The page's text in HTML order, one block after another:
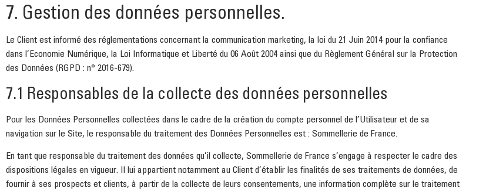
7. Gestion des données personnelles.
Le Client est informé des réglementations concernant la communication marketing, la loi du 21 Juin 2014 pour la confiance
dans l’Economie Numérique, la Loi Informatique et Liberté du 06 Août 2004 ainsi que du Règlement Général sur la Protection
des Données (RGPD : n° 2016-679).
7.1 Responsables de la collecte des données personnelles
Pour les Données Personnelles collectées dans le cadre de la création du compte personnel de l’Utilisateur et de sa
navigation sur le Site, le responsable du traitement des Données Personnelles est : Sommellerie de France.
En tant que responsable du traitement des données qu’il collecte, Sommellerie de France s’engage à respecter le cadre des
dispositions légales en vigueur. Il lui appartient notamment au Client d’établir les finalités de ses traitements de données, de
fournir à ses prospects et clients, à partir de la collecte de leurs consentements, une information complète sur le traitement